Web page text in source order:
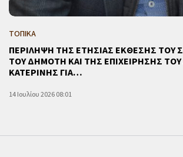
ΤΟΠΙΚΑ
ΠΕΡΙΛΗΨΗ ΤΗΣ ΕΤΗΣΙΑΣ ΕΚΘΕΣΗΣ ΤΟΥ
ΤΟΥ ΔΗΜΟΤΗ ΚΑΙ ΤΗΣ ΕΠΙΧΕΙΡΗΣΗΣ
ΚΑΤΕΡΙΝΗΣ ΓΙΑ…
14 Ιουλίου 2026 08:01